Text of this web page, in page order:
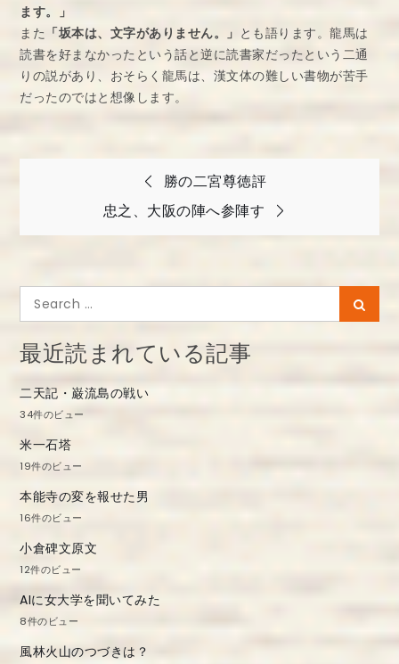
ます。」
また 「坂本は、文字がありません。」 とも語ります。龍馬は
読書を好まなかったという話と逆に読書家だったという二通
りの説があり、おそらく龍馬は、漢文体の難しい書物が苦手
だったのではと想像します。
ナ
ゲ
ー
シ
ョ
ン
勝の二宮尊徳評
忠之、大阪の陣へ参陣す
Search
for:
最近読まれている記事
二天記・巌流島の戦い
34件のビュー
米一石塔
19件のビュー
本能寺の変を報せた男
16件のビュー
小倉碑文原文
12件のビュー
AIに女大学を聞いてみた
8件のビュー
風林火山のつづきは？